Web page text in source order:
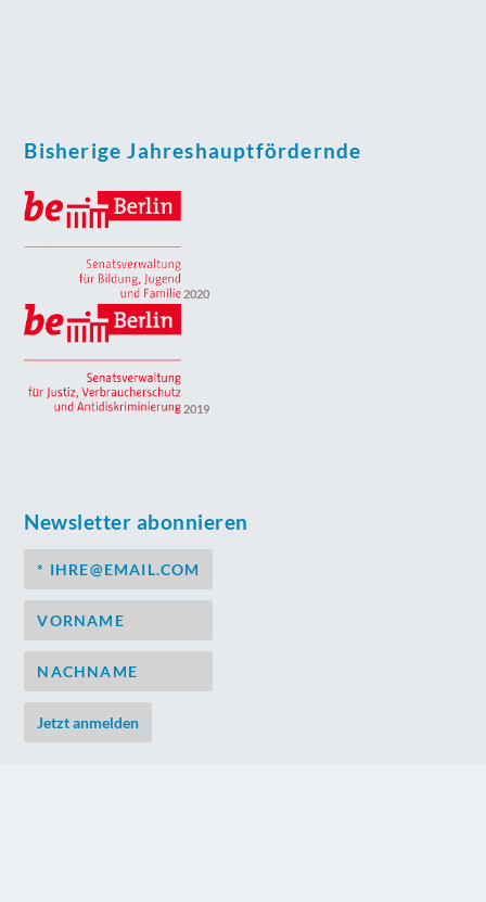
Bisherige Jahreshauptfördernde
2020
2019
Newsletter abonnieren